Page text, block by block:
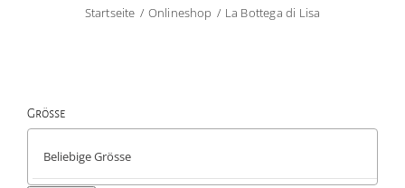
Startseite Onlineshop La Bottega di Lisa
Grösse